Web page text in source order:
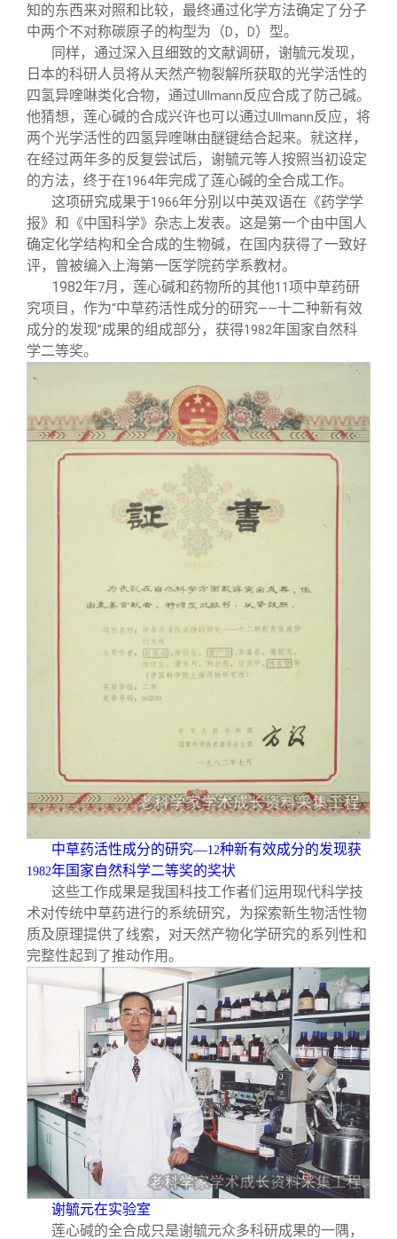
知的东西来对照和比较，最终通过化学方法确定了分子
中两个不对称碳原子的构型为（D ， D）型。
同样，通过深入且细致的文献调研，谢毓元发现，
日本的科研人员将从天然产物裂解所获取的光学活性的
四氢异喹啉类化合物，通过Ullmann反应合成了防己碱。
他猜想，莲心碱的合成兴许也可以通过Ullmann反应，将
两个光学活性的四氢异喹啉由醚键结合起来。就这样，
在经过两年多的反复尝试后，谢毓元等人按照当初设定
的方法，终于在1964年完成了莲心碱的全合成工作。
这项研究成果于1966年分别以中英双语在《药学学
报》和《中国科学》杂志上发表。这是第一个由中国人
确定化学结构和全合成的生物碱，在国内获得了一致好
评，曾被编入上海第一医学院药学系教材。
1982年7月，莲心碱和药物所的其他11 项中草药研
究项目，作为“中草药活性成分的研究——十二种新有效
成分的发现”成果的组成部分，获得1982年国家自然科
学二等奖。
中草药活性成分的研究—12种新有效成分的发现获
1982年国家自然科学二等奖的奖状
这些工作成果是我国科技工作者们运用现代科学技
术对传统中草药进行的系统研究，为探索新生物活性物
质及原理提供了线索，对天然产物化学研究的系列性和
完整性起到了推动作用。
谢毓元在实验室
莲心碱的全合成只是谢毓元众多科研成果的一隅，